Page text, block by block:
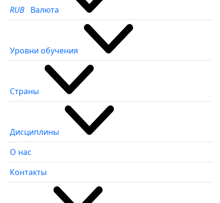
RUB Валюта
Уровни обучения
Страны
Дисциплины
О нас
Контакты